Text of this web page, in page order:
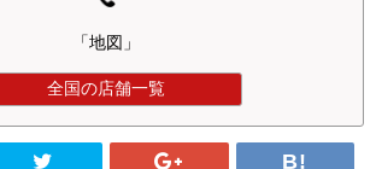
「地図」
全国の店舗一覧